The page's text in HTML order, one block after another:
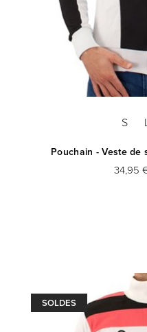
S
Pouchain - Veste de
34,95
SOLDES